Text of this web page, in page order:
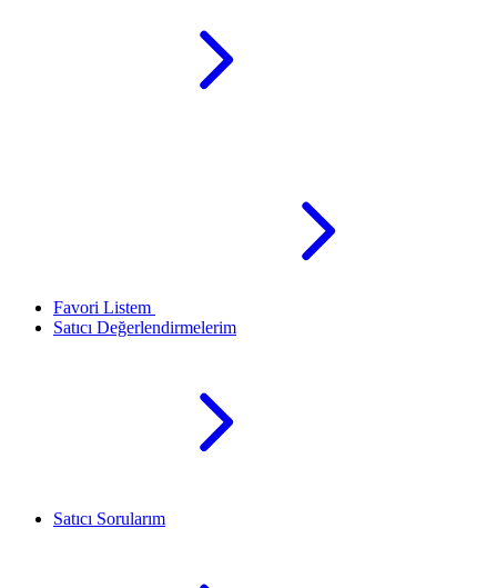
Favori Listem
Satıcı Değerlendirmelerim
Satıcı Sorularım